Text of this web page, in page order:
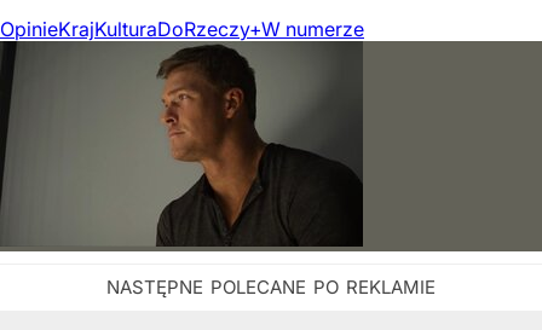
OpinieKrajKulturaDoRzeczy+W numerze